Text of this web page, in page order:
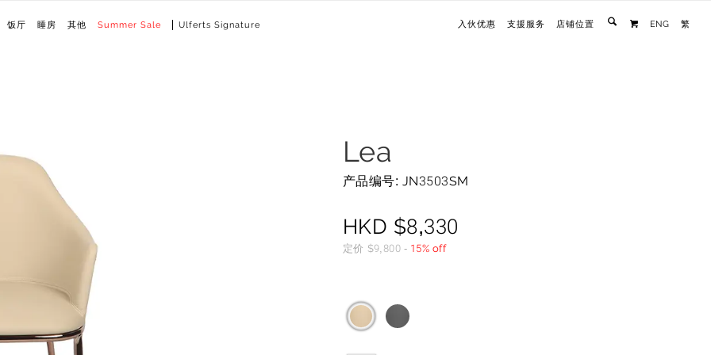
入伙优惠 支援服务 店铺位置  ENG 繁
饭厅 睡房 其他 Summer Sale Ulferts Signature
Lea
产品编号: JN3503SM
HKD $8,330
定价 $9,800 - 15% off